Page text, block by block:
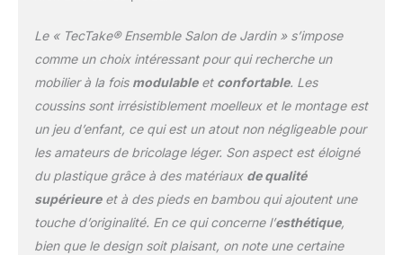
en verre de sécurité
amovible est non
seulement élégante mais
repas en extérieur. Les
pieds en bois des
fauteuils et chaises de
jardin, avec leurs
protègent votre sol tout
en ajoutant une touche
naturelle et raffinée à
Le « TecTake® Ensemble Salon de Jardin » s’impose
comme un choix intéressant pour qui recherche un
mobilier à la fois modulableet confortable. Les
coussins sont irrésistiblement moelleux et le montage est
un jeu d’enfant, ce qui est un atout non négligeable pour
les amateurs de bricolage léger. Son aspect est éloigné
du plastique grâce à des matériaux de qualité
supérieureet à des pieds en bambou qui ajoutent une
touche d’originalité. En ce qui concerne l’esthétique,
bien que le design soit plaisant, on note une certaine